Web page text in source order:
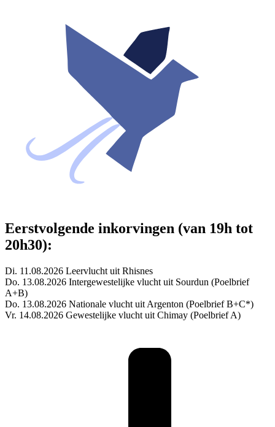
Eerstvolgende inkorvingen (van 19h tot
20h30):
Di. 11.08.2026 Leervlucht uit Rhisnes
Do. 13.08.2026 Intergewestelijke vlucht uit Sourdun (Poelbrief
A+B)
Do. 13.08.2026 Nationale vlucht uit Argenton (Poelbrief B+C*)
Vr. 14.08.2026 Gewestelijke vlucht uit Chimay (Poelbrief A)